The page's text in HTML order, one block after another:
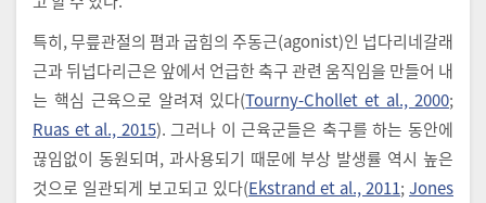
특히, 무릎관절의 폄과 굽힘의 주동근(agonist)인 넙다리네갈래
근과 뒤넙다리근은 앞에서 언급한 축구 관련 움직임을 만들어 내
는 핵심 근육으로 알려져 있다(Tourny-Chollet et al., 2000;
Ruas et al., 2015). 그러나 이 근육군들은 축구를 하는 동안에
끊임없이 동원되며, 과사용되기 때문에 부상 발생률 역시 높은
것으로 일관되게 보고되고 있다(Ekstrand et al., 2011; Jones